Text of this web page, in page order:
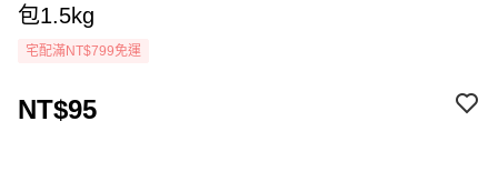
包1.5kg
宅配滿NT$799免運
NT$95